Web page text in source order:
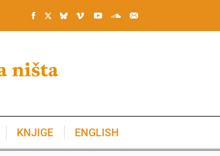
KNJIGE ENGLISH
KNJIGE ENGLISH